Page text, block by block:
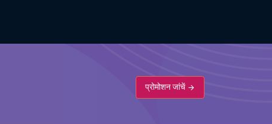
प्रोमोशन जांचें